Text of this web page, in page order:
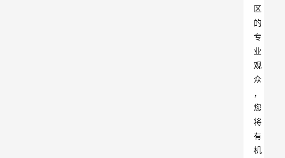
区
的
专
业
观
众
，
您
将
有
机